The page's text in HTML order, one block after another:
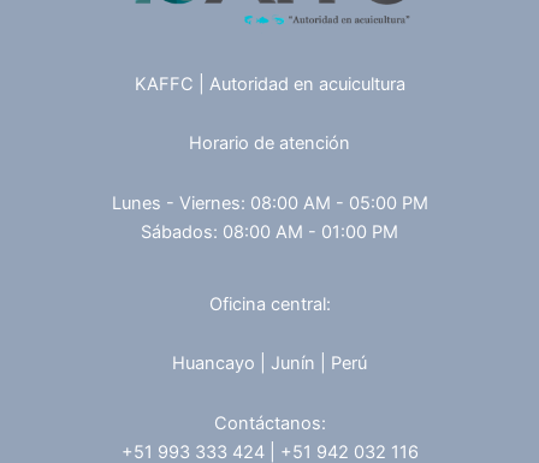
KAFFC | Autoridad en acuicultura
Horario de atención
Lunes - Viernes: 08:00 AM - 05:00 PM
Sábados: 08:00 AM - 01:00 PM
Oficina central:
Huancayo | Junín | Perú
Contáctanos:
+51 993 333 424 | +51 942 032 116